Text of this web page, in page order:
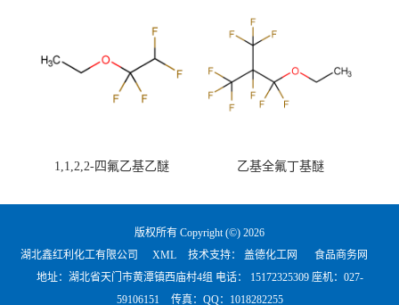
1,1,2,2-四氟乙基乙醚 乙基全氟丁基醚
版权所有 Copyright (©) 2026
湖北鑫红利化工有限公司
XML 技术支持： 盖德化工网
食品商务网
地址：湖北省天门市黄潭镇西庙村4组 电话：
15172325309 座机：027-
59106151
传真：QQ：1018282255